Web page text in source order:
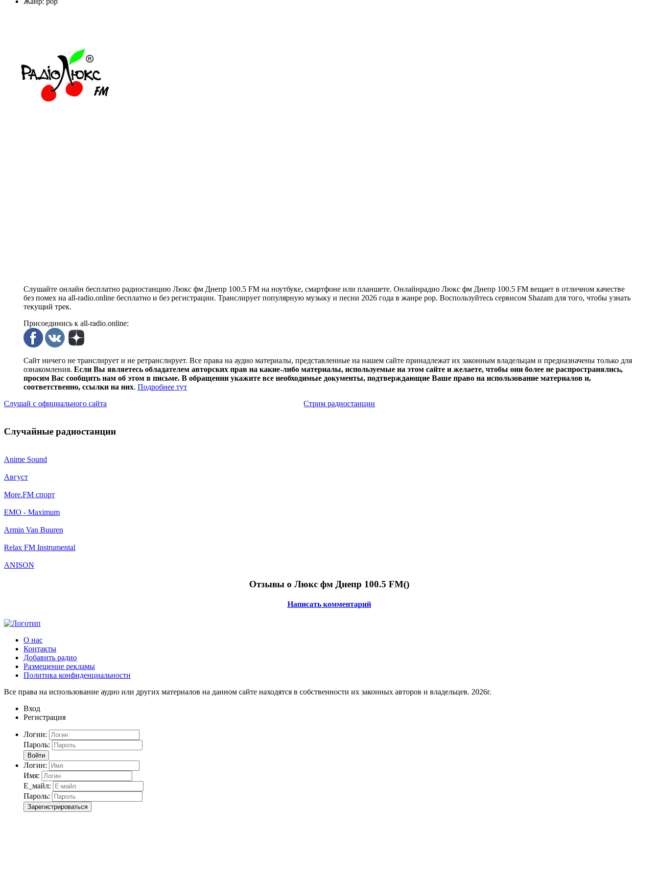
Слушайте онлайн бесплатно радиостанцию Люкс фм Днепр 100.5 FM на ноутбуке, смартфоне или планшете. Онлайнрадио Люкс фм Днепр 100.5 FM вещает в отличном качестве
без помех на all-radio.online бесплатно и без регистрации. Транслирует популярную музыку и песни 2026 года в жанре pop. Воспользуйтесь сервисом Shazam для того, чтобы узнать
текущий трек.
Присоединись к all-radio.online:
Сайт ничего не транслирует и не ретранслирует. Все права на аудио материалы, представленные на нашем сайте принадлежат их законным владельцам и предназначены только для
ознакомления. Если Вы являетесь обладателем авторских прав на какие-либо материалы, используемые на этом сайте и желаете, чтобы они более не распространялись,
просим Вас сообщить нам об этом в письме. В обращении укажите все необходимые документы, подтверждающие Ваше право на использование материалов и,
соответственно, ссылки на них. Подробнее тут
Слушай с официального сайта
Стрим радиостанции
Случайные радиостанции
Anime Sound
Август
More.FM спорт
EMO - Maximum
Armin Van Buuren
Relax FM Instrumental
ANISON
Отзывы о Люкс фм Днепр 100.5 FM()
Написать комментарий
О нас
Контакты
Добавить радио
Размещение рекламы
Политика конфиденциальности
Все права на использование аудио или других материалов на данном сайте находятся в собственности их законных авторов и владельцев. 2026г.
Вход
Регистрация
Логин:
Пароль:
Войти
Логин:
Имя:
Е_майл:
Пароль:
Зарегистрироваться